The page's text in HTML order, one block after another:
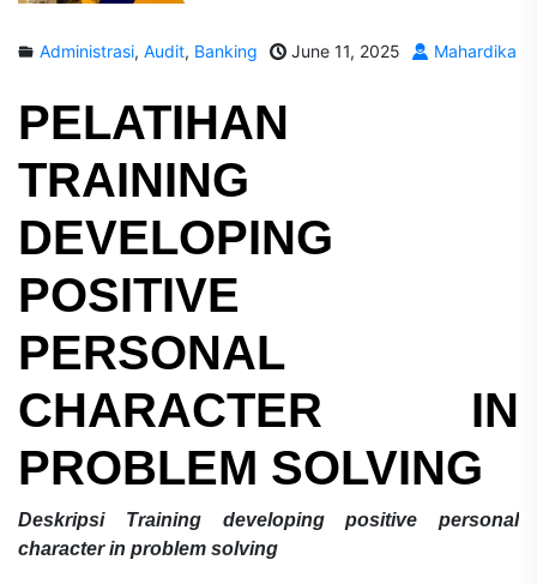
Administrasi, Audit, Banking June 11, 2025 Mahardika
PELATIHAN
TRAINING
DEVELOPING
POSITIVE
PERSONAL
CHARACTER IN
PROBLEM SOLVING
Deskripsi Training developing positive personal
character in problem solving